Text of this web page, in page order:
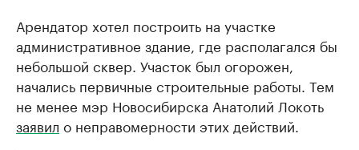
Арендатор хотел построить на участке
административное здание, где располагался бы
небольшой сквер. Участок был огорожен,
начались первичные строительные работы. Тем
не менее мэр Новосибирска Анатолий Локоть
заявил о неправомерности этих действий.